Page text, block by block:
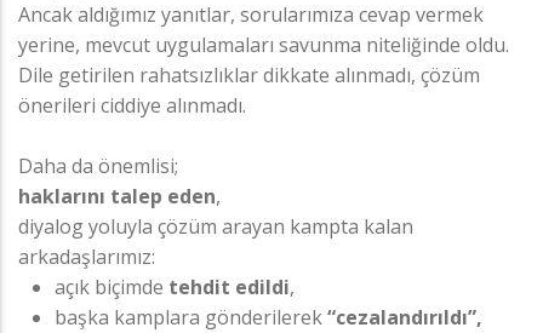
Ancak aldığımız yanıtlar, sorularımıza cevap vermek
yerine, mevcut uygulamaları savunma niteliğinde oldu.
Dile getirilen rahatsızlıklar dikkate alınmadı, çözüm
önerileri ciddiye alınmadı.
Daha da önemlisi;
haklarını talep eden,
diyalog yoluyla çözüm arayan kampta kalan
arkadaşlarımız:
açık biçimde tehdit edildi,
başka kamplara gönderilerek“cezalandırıldı”,